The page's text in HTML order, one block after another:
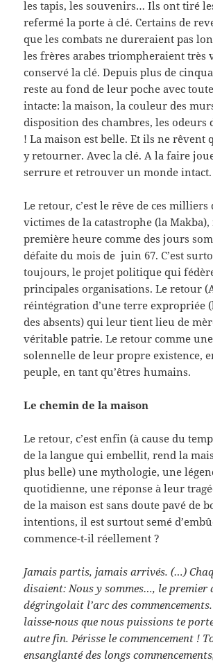
les tapis, les souvenirs… Ils ont tiré
refermé la porte à clé. Certains de
que les combats ne dureraient pas
les frères arabes triompheraient très
conservé la clé. Depuis plus de
reste au fond de leur poche avec
intacte: la maison, la couleur des
disposition des chambres, les
! La maison est belle. Et ils ne rêvent
y retourner. Avec la clé. A la faire
serrure et retrouver un monde intact.
Le retour, c’est le rêve de ces milliers
victimes de la catastrophe (la
première heure comme des jours
défaite du mois de juin 67. C’est
toujours, le projet politique qui
principales organisations. Le retour
réintégration d’une terre expropriée
des absents) qui leur tient lieu de
véritable patrie. Le retour comme
solennelle de leur propre existence,
peuple, en tant qu’êtres humains.
Le chemin de la maison
Le retour, c’est enfin (à cause du
de la langue qui embellit, rend la
plus belle) une mythologie, une
quotidienne, une réponse à leur
de la maison est sans doute pavé de
intentions, il est surtout semé
commence-t-il réellement ?
Jamais partis, jamais arrivés. (…)
disaient: Nous y sommes…, le premier
dégringolait l’arc des
laisse-nous que nous puissions te
autre fin. Périsse le commencement !
ensanglanté des longs